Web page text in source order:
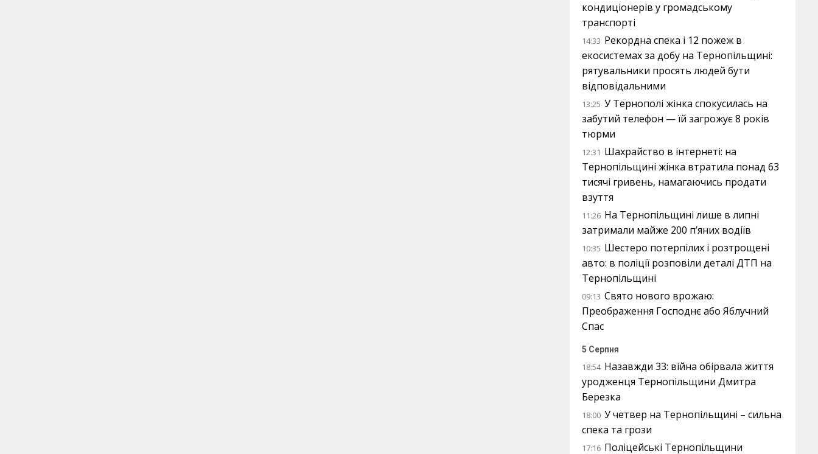
кондиціонерів у громадському
транспорті
14:33 Рекордна спека і 12 пожеж в
екосистемах за добу на Тернопільщині:
рятувальники просять людей бути
відповідальними
13:25 У Тернополі жінка спокусилась на
забутий телефон — їй загрожує 8 років
тюрми
12:31 Шахрайство в інтернеті: на
Тернопільщині жінка втратила понад 63
тисячі гривень, намагаючись продати
взуття
11:26 На Тернопільщині лише в липні
затримали майже 200 п’яних водіїв
10:35 Шестеро потерпілих і розтрощені
авто: в поліції розповіли деталі ДТП на
Тернопільщині
09:13 Свято нового врожаю:
Преображення Господнє або Яблучний
Спас
5 Серпня
18:54 Назавжди 33: війна обірвала життя
уродженця Тернопільщини Дмитра
Березка
18:00 У четвер на Тернопільщині – сильна
спека та грози
17:16 Поліцейські Тернопільщини